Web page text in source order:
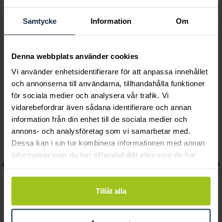
Samtycke Information Om
Denna webbplats använder cookies
Vi använder enhetsidentifierare för att anpassa innehållet
och annonserna till användarna, tillhandahålla funktioner
för sociala medier och analysera vår trafik. Vi
vidarebefordrar även sådana identifierare och annan
information från din enhet till de sociala medier och
annons- och analysföretag som vi samarbetar med.
Dessa kan i sin tur kombinera informationen med annan
information som du har tillhandahållit eller som de har
Tillåt alla
Armband 4 x fjäril
Pris:1 390 kr
1 390 kr
armband
Andra köpte också